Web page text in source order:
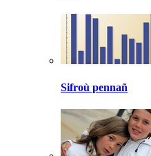
Sifroù pennañ